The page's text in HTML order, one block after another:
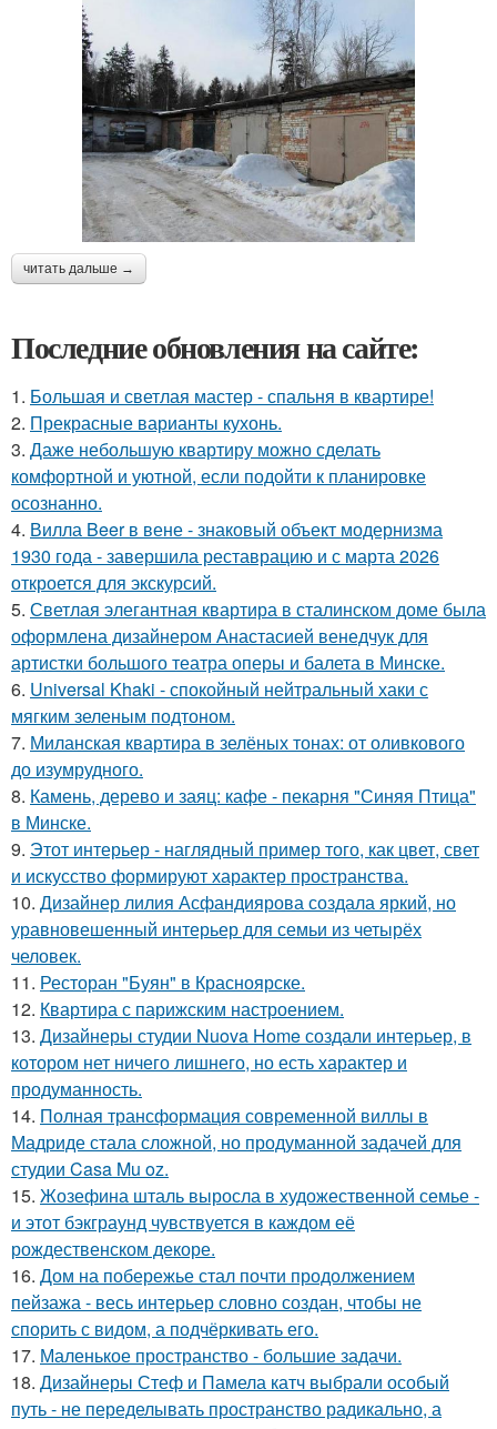
читать дальше →
Последние обновления на сайте:
1. Большая и светлая мастер - спальня в квартире!
2. Прекрасные варианты кухонь.
3. Даже небольшую квартиру можно сделать
комфортной и уютной, если подойти к планировке
осознанно.
4. Вилла Beer в вене - знаковый объект модернизма
1930 года - завершила реставрацию и с марта 2026
откроется для экскурсий.
5. Светлая элегантная квартира в сталинском доме была
оформлена дизайнером Анастасией венедчук для
артистки большого театра оперы и балета в Минске.
6. Universal Khaki - спокойный нейтральный хаки с
мягким зеленым подтоном.
7. Миланская квартира в зелёных тонах: от оливкового
до изумрудного.
8. Камень, дерево и заяц: кафе - пекарня "Синяя Птица"
в Минске.
9. Этот интерьер - наглядный пример того, как цвет, свет
и искусство формируют характер пространства.
10. Дизайнер лилия Асфандиярова создала яркий, но
уравновешенный интерьер для семьи из четырёх
человек.
11. Ресторан "Буян" в Красноярске.
12. Квартира с парижским настроением.
13. Дизайнеры студии Nuova Home создали интерьер, в
котором нет ничего лишнего, но есть характер и
продуманность.
14. Полная трансформация современной виллы в
Мадриде стала сложной, но продуманной задачей для
студии Casa Mu oz.
15. Жозефина шталь выросла в художественной семье -
и этот бэкграунд чувствуется в каждом её
рождественском декоре.
16. Дом на побережье стал почти продолжением
пейзажа - весь интерьер словно создан, чтобы не
спорить с видом, а подчёркивать его.
17. Маленькое пространство - большие задачи.
18. Дизайнеры Стеф и Памела катч выбрали особый
путь - не переделывать пространство радикально, а